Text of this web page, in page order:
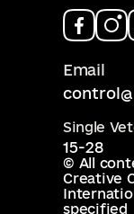
Email
Single
15-28
© All
Creative
specified